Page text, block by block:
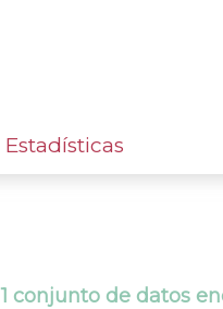
Estadísticas
1 conjunto de datos